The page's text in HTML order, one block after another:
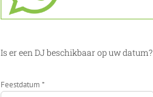
Is er een DJ beschikbaar op uw datum?
Feestdatum *